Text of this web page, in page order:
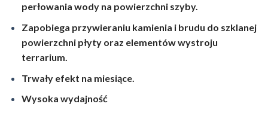
perłowania wody na powierzchni szyby.
Zapobiega przywieraniu kamienia i brudu do szklanej
powierzchni płyty oraz elementów wystroju
terrarium.
Trwały efekt na miesiące.
Wysoka wydajność